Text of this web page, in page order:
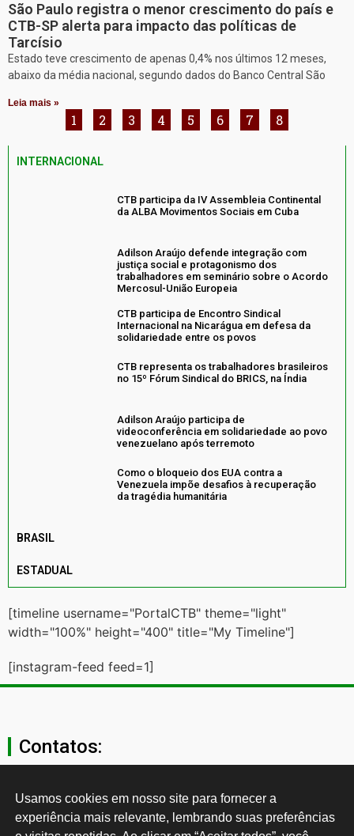
São Paulo registra o menor crescimento do país e
CTB-SP alerta para impacto das políticas de
Tarcísio
Estado teve crescimento de apenas 0,4% nos últimos 12 meses,
abaixo da média nacional, segundo dados do Banco Central São
Leia mais »
1 2 3 4 5 6 7 8
INTERNACIONAL
CTB participa da IV Assembleia Continental
da ALBA Movimentos Sociais em Cuba
Adilson Araújo defende integração com
justiça social e protagonismo dos
trabalhadores em seminário sobre o Acordo
Mercosul-União Europeia
CTB participa de Encontro Sindical
Internacional na Nicarágua em defesa da
solidariedade entre os povos
CTB representa os trabalhadores brasileiros
no 15º Fórum Sindical do BRICS, na Índia
Adilson Araújo participa de
videoconferência em solidariedade ao povo
venezuelano após terremoto
Como o bloqueio dos EUA contra a
Venezuela impõe desafios à recuperação
da tragédia humanitária
BRASIL
ESTADUAL
[timeline username="PortalCTB" theme="light"
width="100%" height="400" title="My Timeline"]
[instagram-feed feed=1]
Contatos:
secgeral@ctb.org.br
11 3874-0040
Usamos cookies em nosso site para fornecer a
experiência mais relevante, lembrando suas preferências